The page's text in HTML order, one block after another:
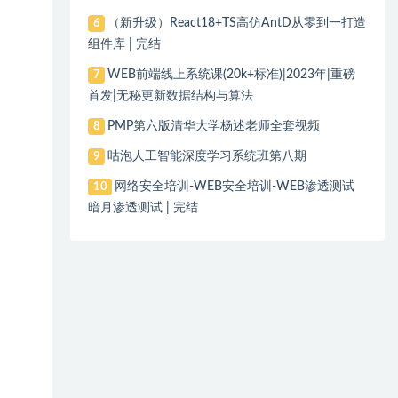
6
（新升级）React18+TS高仿AntD从零到一打造
组件库 | 完结
7
WEB前端线上系统课(20k+标准)|2023年|重磅
首发|无秘更新数据结构与算法
8 PMP第六版清华大学杨述老师全套视频
9 咕泡人工智能深度学习系统班第八期
10
网络安全培训-WEB安全培训-WEB渗透测试
暗月渗透测试 | 完结